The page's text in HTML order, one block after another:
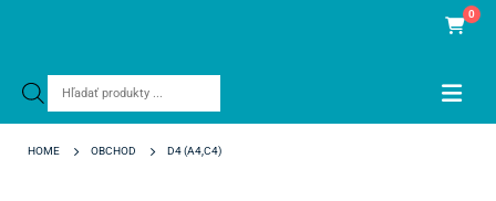
Products
0
HOME OBCHOD D4 (A4,C4)